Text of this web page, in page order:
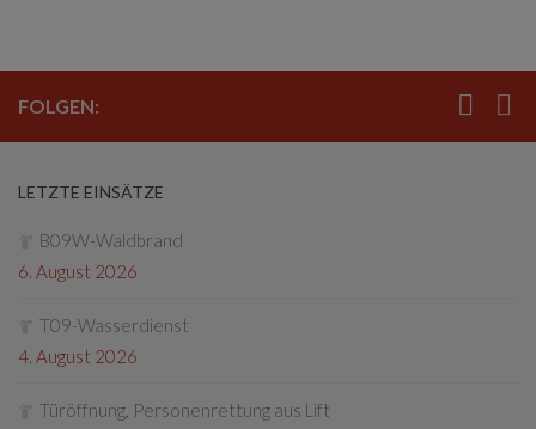
FOLGEN:
LETZTE EINSÄTZE
B09W-Waldbrand
6. August 2026
T09-Wasserdienst
4. August 2026
Türöffnung, Personenrettung aus Lift